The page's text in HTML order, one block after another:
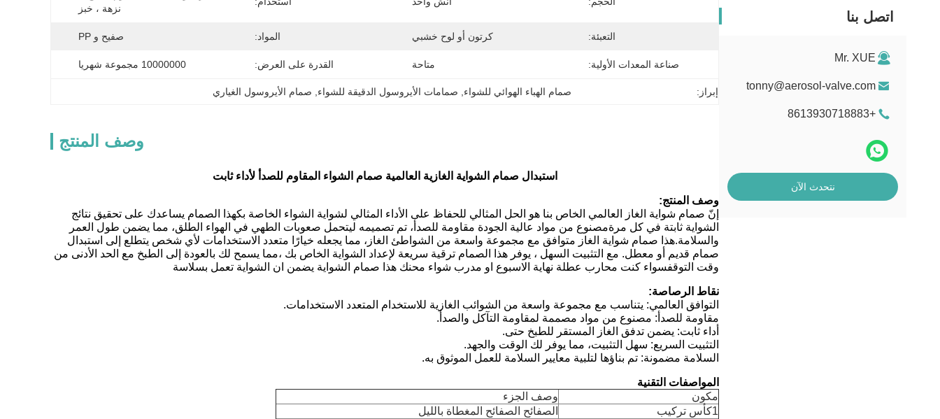
اتصل بنا
Mr. XUE
tonny@aerosol-valve.com
+8613930718883
نتحدث الآن
نزهة ، خبز
التعبئة: كرتون أو لوح خشبي المواد: صفيح و PP
صناعة المعدات الأولية: متاحة القدرة على العرض: 10000000 مجموعة شهريا
إبراز: صمام الهباء الهوائي للشواء صمامات الأيروسول الدقيقة للشواء صمام الأيروسول الغياري
وصف المنتج
استبدال صمام الشواية الغازية العالمية صمام الشواء المقاوم للصدأ لأداء ثابت
وصف المنتج:
إنّ صمام شواية الغاز العالمي الخاص بنا هو الحل المثالي للحفاظ على الأداء المثالي لشواية الشواء الخاصة بكهذا الصمام يساعدك على تحقيق نتائج
الشواية ثابتة في كل مرةمصنوع من مواد عالية الجودة مقاومة للصدأ، تم تصميمه ليتحمل صعوبات الطهي في الهواء الطلق، مما يضمن طول العمر
والسلامة.هذا صمام شواية الغاز متوافق مع مجموعة واسعة من الشواطئ الغاز، مما يجعله خيارًا متعدد الاستخدامات لأي شخص يتطلع إلى استبدال
صمام قديم أو معطل. مع التثبيت السهل ، يوفر هذا الصمام ترقية سريعة لإعداد الشواية الخاص بك ،مما يسمح لك بالعودة إلى الطبخ مع الحد الأدنى من
وقت التوقفسواء كنت محارب عطلة نهاية الاسبوع او مدرب شواء محنك هذا صمام الشواية يضمن ان الشواية تعمل بسلاسة
نقاط الرصاصة:
التوافق العالمي: يتناسب مع مجموعة واسعة من الشوائب الغازية للاستخدام المتعدد الاستخدامات.
مقاومة للصدأ: مصنوع من مواد مصممة لمقاومة التآكل والصدأ.
أداء ثابت: يضمن تدفق الغاز المستقر للطبخ حتى.
التثبيت السريع: سهل التثبيت، مما يوفر لك الوقت والجهد.
السلامة مضمونة: تم بناؤها لتلبية معايير السلامة للعمل الموثوق به.
المواصفات التقنية
مكون
وصف الجزء
1كأس تركيب
الصفائح الصفائح المغطاة بالليل